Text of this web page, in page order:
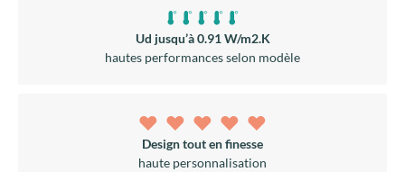
Ud jusqu’à 0.91 W/m2.K
hautes performances selon modèle
Design tout en finesse
haute personnalisation